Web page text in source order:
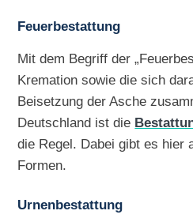
Feuerbestattung
Mit dem Begriff der
Kremation sowie die sich
Beisetzung der Asche
Deutschland ist die
die Regel. Dabei gibt es hier
Formen.
Urnenbestattung